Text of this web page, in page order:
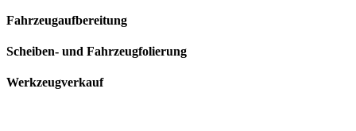
Fahrzeugaufbereitung
Scheiben- und Fahrzeugfolierung
Werkzeugverkauf